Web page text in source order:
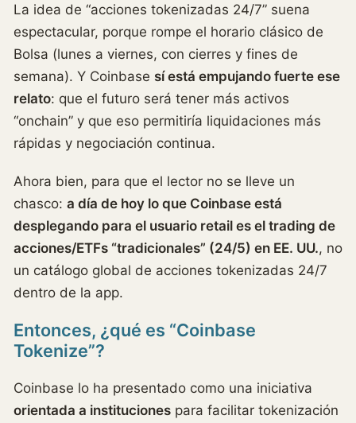
La idea de “acciones tokenizadas 24/7” suena
espectacular, porque rompe el horario clásico de
Bolsa (lunes a viernes, con cierres y fines de
semana). Y Coinbase sí está empujando fuerte ese
relato: que el futuro será tener más activos
“onchain” y que eso permitiría liquidaciones más
rápidas y negociación continua.
Ahora bien, para que el lector no se lleve un
chasco: a día de hoy lo que Coinbase está
desplegando para el usuario retail es el trading de
acciones/ETFs “tradicionales” (24/5) en EE. UU., no
un catálogo global de acciones tokenizadas 24/7
dentro de la app.
Entonces, ¿qué es “Coinbase
Tokenize”?
Coinbase lo ha presentado como una iniciativa
orientada a instituciones para facilitar tokenización